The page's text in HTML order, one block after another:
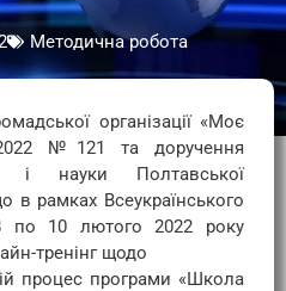
Методична робота
організації «Моє
№121 та доручення
і науки Полтавської
в рамках Всеукраїнського
по 10 лютого 2022 року
тренінг щодо
процес програми «Школа